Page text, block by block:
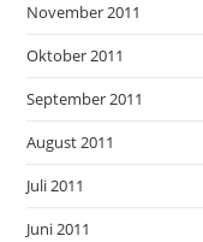
November 2011
Oktober 2011
September 2011
August 2011
Juli 2011
Juni 2011